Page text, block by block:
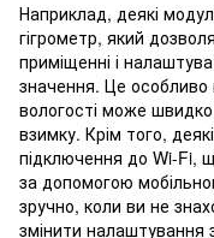
Наприклад, деякі
гігрометр, який
приміщенні і
значення. Це особливо
вологості може
взимку. Крім того,
підключення до Wi-Fi,
за допомогою
зручно, коли ви не
змінити налаштування